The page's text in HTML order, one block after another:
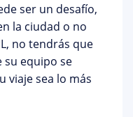
ser un desafío,
la ciudad o no
no tendrás que
su equipo se
viaje sea lo más